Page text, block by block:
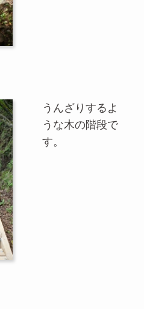
うんざりするよ
うな木の階段で
す。